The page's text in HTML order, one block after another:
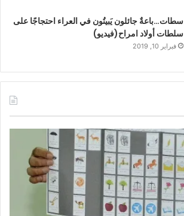
سطات…باعةٌ جائلون يَبيتُون في العراء احتجاجًا على
سلطات أولاد امراح(فيديو)
فبراير 10, 2019